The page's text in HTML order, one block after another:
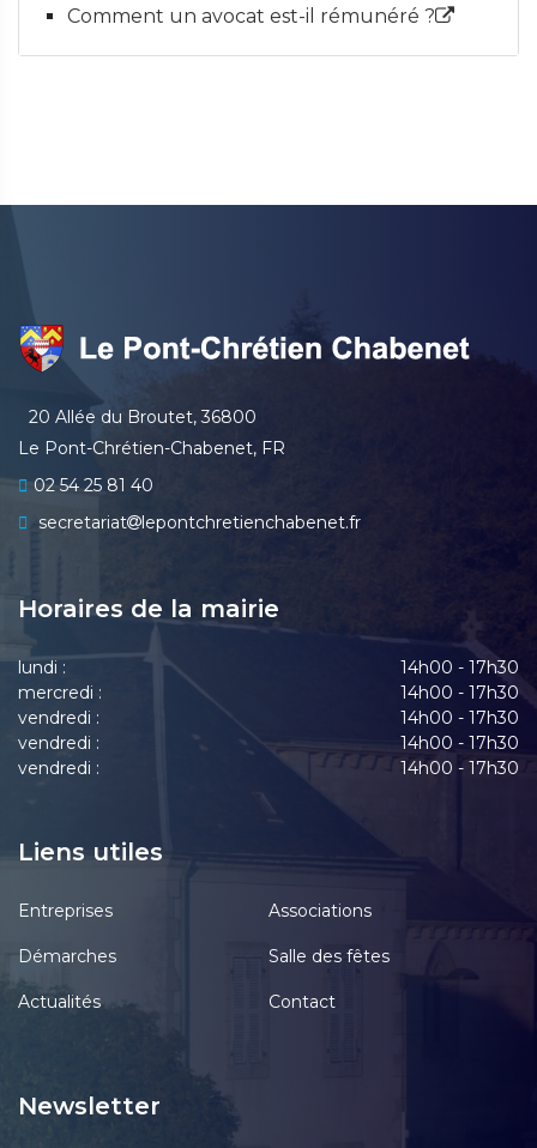
Comment un avocat est-il rémunéré ?
20 Allée du Broutet, 36800
Le Pont-Chrétien-Chabenet, FR
02 54 25 81 40
secretariat
lepontchretienchabenet.fr
Horaires de la mairie
lundi :
14h00 - 17h30
mercredi :
14h00 - 17h30
vendredi :
14h00 - 17h30
vendredi :
14h00 - 17h30
vendredi :
14h00 - 17h30
Liens utiles
Entreprises Associations
Démarches Salle des fêtes
Actualités Contact
Newsletter